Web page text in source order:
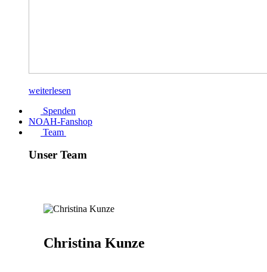
weiterlesen
Spenden
NOAH-Fanshop
Team
Unser Team
Christina Kunze